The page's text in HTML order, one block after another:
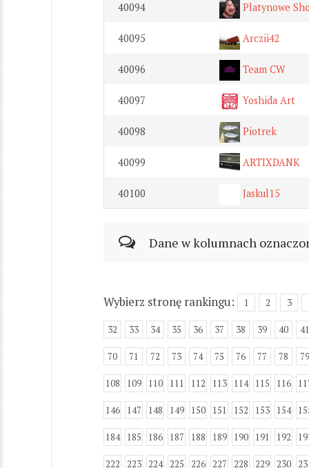
40094 Platynowe
40095 Arczii42
40096 Team CW
40097 Yoshida Art
40098 Piotrek
40099 ARTIXDANK
40100 Jaskul15
Dane w kolumnach
Wybierz stronę rankingu: 1 2 3
32 33 34 35 36 37 38 39 40 41
70 71 72 73 74 75 76 77 78 79
108 109 110 111 112 113 114 115 116
146 147 148 149 150 151 152 153 154
184 185 186 187 188 189 190 191 192
222 223 224 225 226 227 228 229 230